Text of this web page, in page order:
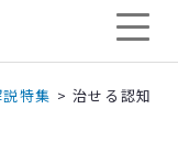
特集 > 治せる認知